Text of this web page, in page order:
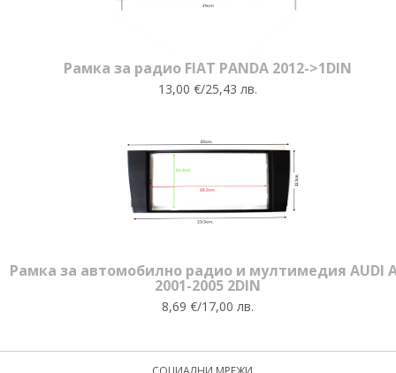
Рамка за радио FIAT PANDA 2012->1DIN
13,00 €/25,43 лв.
Рамка за автомобилно радио и мултимедия AUDI
2001-2005 2DIN
8,69 €/17,00 лв.